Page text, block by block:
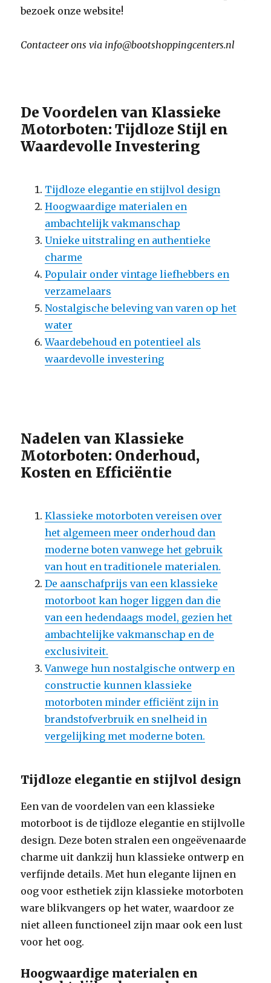
bezoek onze website!
Contacteer ons via info@bootshoppingcenters.nl
De Voordelen van Klassieke
Motorboten: Tijdloze Stijl en
Waardevolle Investering
Tijdloze elegantie en stijlvol design
Hoogwaardige materialen en
ambachtelijk vakmanschap
Unieke uitstraling en authentieke
charme
Populair onder vintage liefhebbers en
verzamelaars
Nostalgische beleving van varen op het
water
Waardebehoud en potentieel als
waardevolle investering
Nadelen van Klassieke
Motorboten: Onderhoud,
Kosten en Efficiëntie
Klassieke motorboten vereisen over
het algemeen meer onderhoud dan
moderne boten vanwege het gebruik
van hout en traditionele materialen.
De aanschafprijs van een klassieke
motorboot kan hoger liggen dan die
van een hedendaags model, gezien het
ambachtelijke vakmanschap en de
exclusiviteit.
Vanwege hun nostalgische ontwerp en
constructie kunnen klassieke
motorboten minder efficiënt zijn in
brandstofverbruik en snelheid in
vergelijking met moderne boten.
Tijdloze elegantie en stijlvol design
Een van de voordelen van een klassieke
motorboot is de tijdloze elegantie en stijlvolle
design. Deze boten stralen een ongeëvenaarde
charme uit dankzij hun klassieke ontwerp en
verfijnde details. Met hun elegante lijnen en
oog voor esthetiek zijn klassieke motorboten
ware blikvangers op het water, waardoor ze
niet alleen functioneel zijn maar ook een lust
voor het oog.
Hoogwaardige materialen en